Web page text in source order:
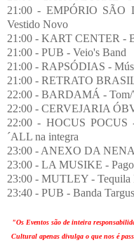
21:00 - EMPÓRIO SÃO
Vestido Novo
21:00 - KART CENTER -
21:00 - PUB - Veio's Band
21:00 - RAPSÓDIAS -
21:00 - RETRATO
22:00 - BARDAMÁ - Tom/
22:00 - CERVEJARIA
22:00 - HOCUS
´ALL na integra
23:00 - ANEXO DA
23:00 - LA MUSIKE -
23:00 - MUTLEY - Tequila
23:40 - PUB - Banda
"Os Eventos são de inteira
Cultural apenas divulga o que nos é